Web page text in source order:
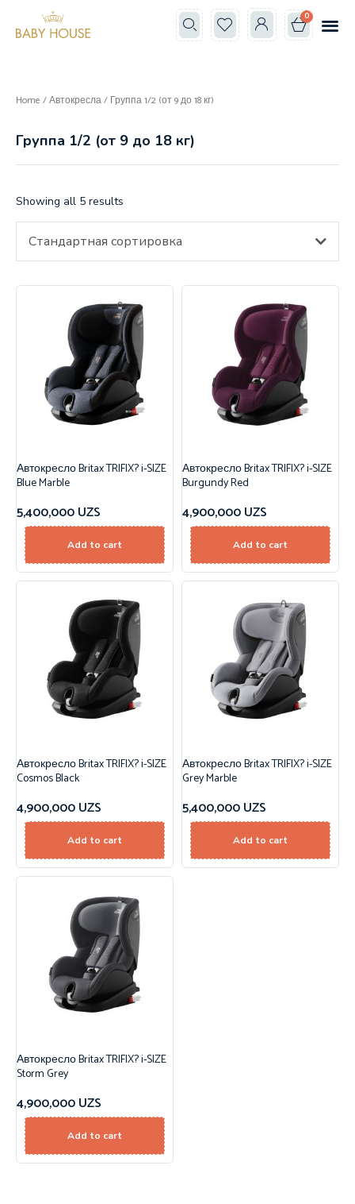
0
Home /Автокресла/ Группа 1/2 (от 9 до 18 кг)
Группа 1/2 (от 9 до 18 кг)
Showing all 5 results
Стандартная сортировка
Автокресло Britax TRIFIX? i-SIZE
Blue Marble
5,400,000UZS
Add to cart
Автокресло Britax TRIFIX? i-SIZE
Burgundy Red
4,900,000UZS
Add to cart
Автокресло Britax TRIFIX? i-SIZE
Cosmos Black
4,900,000UZS
Add to cart
Автокресло Britax TRIFIX? i-SIZE
Grey Marble
5,400,000UZS
Add to cart
Автокресло Britax TRIFIX? i-SIZE
Storm Grey
4,900,000UZS
Add to cart